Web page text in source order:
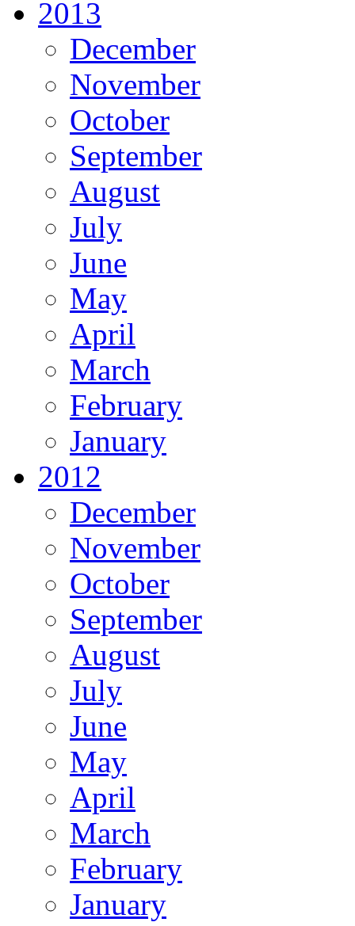
2013
December
November
October
September
August
July
June
May
April
March
February
January
2012
December
November
October
September
August
July
June
May
April
March
February
January